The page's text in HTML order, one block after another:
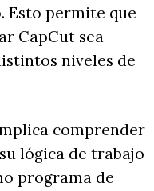
Esto permite que
CapCut sea
niveles de
comprender
lógica de trabajo
programa de